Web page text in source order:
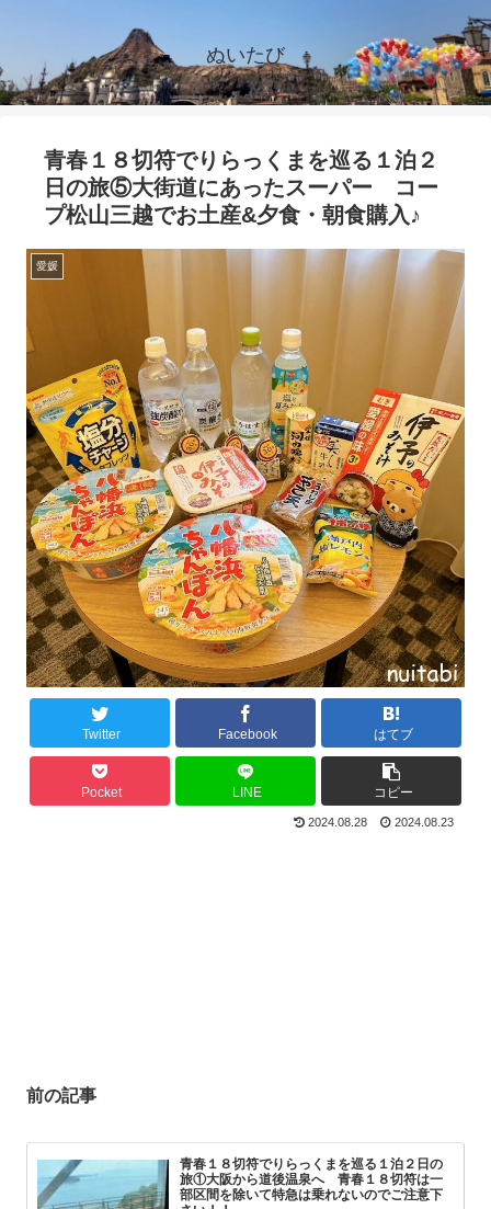
ぬいたび
青春１８切符でりらっくまを巡る１泊２
日の旅⑤大街道にあったスーパー コー
プ松山三越でお土産&夕食・朝食購入♪
愛媛
Twitter Facebook はてブ
Pocket LINE コピー
2024.08.28 2024.08.23
前の記事
青春１８切符でりらっくまを巡る１泊２日の
旅①大阪から道後温泉へ 青春１８切符は一
部区間を除いて特急は乗れないのでご注意下